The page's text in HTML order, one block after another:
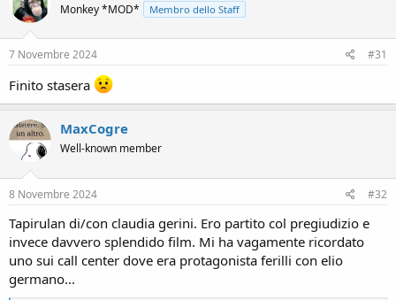
Monkey *MOD* Membro dello Staff
7 Novembre 2024 #31
Finito stasera
MaxCogre
Well-known member
8 Novembre 2024 #32
Tapirulan di/con claudia gerini. Ero partito col pregiudizio e
invece davvero splendido film. Mi ha vagamente ricordato
uno sui call center dove era protagonista ferilli con elio
germano...